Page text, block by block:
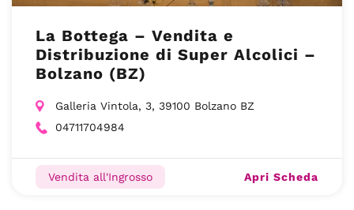
La Bottega – Vendita e
Distribuzione di Super Alcolici –
Bolzano (BZ)
Galleria Vintola, 3, 39100 Bolzano BZ
04711704984
Vendita all'Ingrosso Apri Scheda